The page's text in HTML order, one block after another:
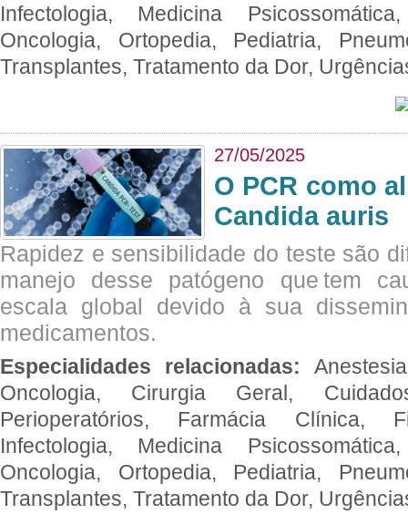
Infectologia, Medicina
Oncologia, Ortopedia, Pediatria,
Transplantes, Tratamento da Dor,
27/05/2025
O PCR como
Candida auris
Rapidez e sensibilidade do teste são
manejo desse patógeno que tem
escala global devido à sua
medicamentos.
Especialidades relacionadas:
Oncologia, Cirurgia Geral,
Perioperatórios, Farmácia Clínica,
Infectologia, Medicina
Oncologia, Ortopedia, Pediatria,
Transplantes, Tratamento da Dor,